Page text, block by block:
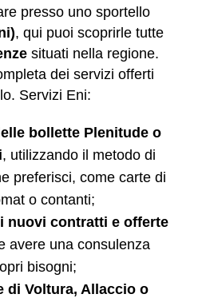
presso uno sportello
, qui puoi scoprirle tutte
situati nella regione.
dei servizi offerti
Servizi Eni:
bollette Plenitude o
, utilizzando il metodo di
preferisci, come carte di
o contanti;
nuovi contratti e offerte
avere una consulenza
bisogni;
di Voltura, Allaccio o